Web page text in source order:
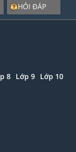
HỎI ĐÁP
8 Lớp 9 Lớp 10